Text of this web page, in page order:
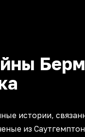
истории,
из